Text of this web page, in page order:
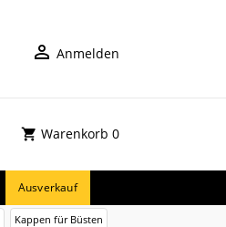
Anmelden
Warenkorb 0
Ausverkauf
Kappen für Büsten